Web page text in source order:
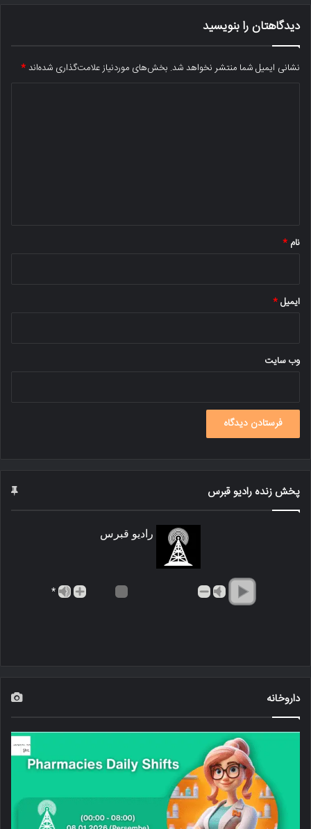
دیدگاهتان را بنویسید
نشانی ایمیل شما منتشر نخواهد شد. بخش‌های موردنیاز علامت‌گذاری شده‌اند*
نام *
ایمیل*
وب‌ سایت
پخش زنده رادیو قبرس
رادیو قبرس
*
داروخانه